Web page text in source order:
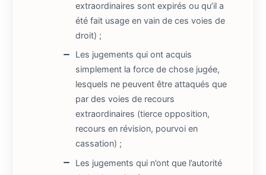
extraordinaires sont expirés ou qu’il a
été fait usage en vain de ces voies de
droit) ;
Les jugements qui ont acquis
simplement la force de chose jugée,
lesquels ne peuvent être attaqués que
par des voies de recours
extraordinaires (tierce opposition,
recours en révision, pourvoi en
cassation) ;
Les jugements qui n’ont que l’autorité